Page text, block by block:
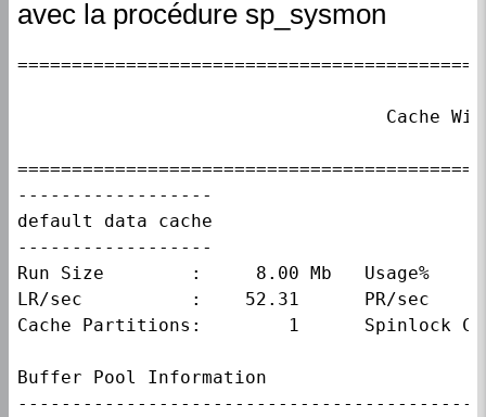
avec la procédure sp_sysmon
default data cache
Run Size        :     8.00 Mb
LR/sec          :    52.31      PR/sec
Cache Partitions:        1
Buffer Pool